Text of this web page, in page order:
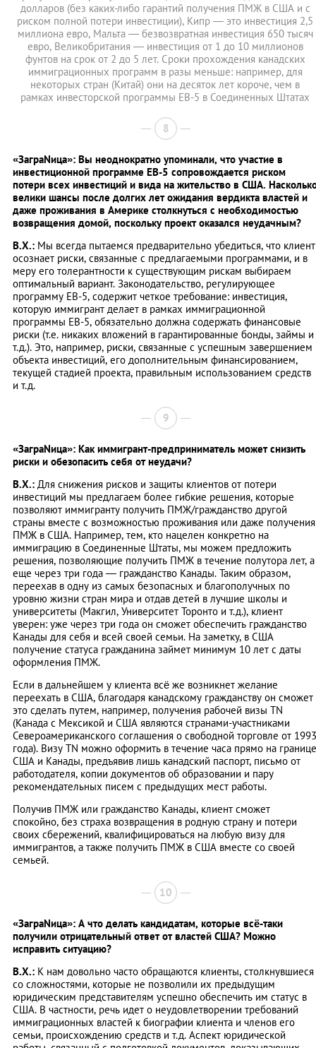
долларов (без каких-либо гарантий получения ПМЖ в США и с
риском полной потери инвестиции), Кипр — это инвестиция 2,5
миллиона евро, Мальта — безвозвратная инвестиция 650 тысяч
евро, Великобритания — инвестиция от 1 до 10 миллионов
фунтов на срок от 2 до 5 лет. Сроки прохождения канадских
иммиграционных программ в разы меньше: например, для
некоторых стран (Китай) они на десяток лет короче, чем в
рамках инвесторской программы EB-5 в Соединенных Штатах
8
«ЗаграNица»: Вы неоднократно упоминали, что участие в
инвестиционной программе ЕВ-5 сопровождается риском
потери всех инвестиций и вида на жительство в США.
велики шансы после долгих лет ожидания вердикта властей и
даже проживания в Америке столкнуться с необходимостью
возвращения домой, поскольку проект оказался неудачным?
В.Х.: Мы всегда пытаемся предварительно убедиться, что клиент
осознает риски, связанные с предлагаемыми программами, и в
меру его толерантности к существующим рискам выбираем
оптимальный вариант. Законодательство, регулирующее
программу EB-5, содержит четкое требование: инвестиция,
которую иммигрант делает в рамках иммиграционной
программы EB-5, обязательно должна содержать финансовые
риски (т.е. никаких вложений в гарантированные бонды, займы и
т.д.). Это, например, риски, связанные с успешным завершением
объекта инвестиций, его дополнительным финансированием,
текущей стадией проекта, правильным использованием средств
и т.д.
9
«ЗаграNица»: Как иммигрант-предприниматель может снизить
риски и обезопасить себя от неудачи?
В.Х.: Для снижения рисков и защиты клиентов от потери
инвестиций мы предлагаем более гибкие решения, которые
позволяют иммигранту получить ПМЖ/гражданство другой
страны вместе с возможностью проживания или даже получения
ПМЖ в США. Например, тем, кто нацелен конкретно на
иммиграцию в Соединенные Штаты, мы можем предложить
решения, позволяющие получить ПМЖ в течение полутора лет, а
еще через три года — гражданство Канады. Таким образом,
переехав в одну из самых безопасных и благополучных по
уровню жизни стран мира и отдав детей в лучшие школы и
университеты (Макгил, Университет Торонто и т.д.), клиент
уверен: уже через три года он сможет обеспечить гражданство
Канады для себя и всей своей семьи. На заметку, в США
получение статуса гражданина займет минимум 10 лет с даты
оформления ПМЖ.
Если в дальнейшем у клиента всё же возникнет желание
переехать в США, благодаря канадскому гражданству он сможет
это сделать путем, например, получения рабочей визы ТN
(Канадa с Мексикой и США являются странами-участниками
Североамериканского соглашения о свободной торговле от 1993
года). Визу ТN можно оформить в течение часа прямо на границе
США и Канады, предъявив лишь канадский паспорт, письмо от
работодателя, копии документов об образовании и пару
рекомендательных писем с предыдущих мест работы.
Получив ПМЖ или гражданство Канады, клиент сможет
спокойно, без страха возвращения в родную страну и потери
своих сбережений, квалифицироваться на любую визу для
иммигрантов, а также получить ПМЖ в США вместе со своей
семьей.
10
«ЗаграNица»: А что делать кандидатам, которые всё-таки
получили отрицательный ответ от властей США? Можно
исправить ситуацию?
В.Х.: К нам довольно часто обращаются клиенты, столкнувшиеся
со сложностями, которые не позволили их предыдущим
юридическим представителям успешно обеспечить им статус в
США. В частности, речь идет о неудовлетворении требований
иммиграционных властей к биографии клиента и членов его
семьи, происхождению средств и т.д. Аспект юридической